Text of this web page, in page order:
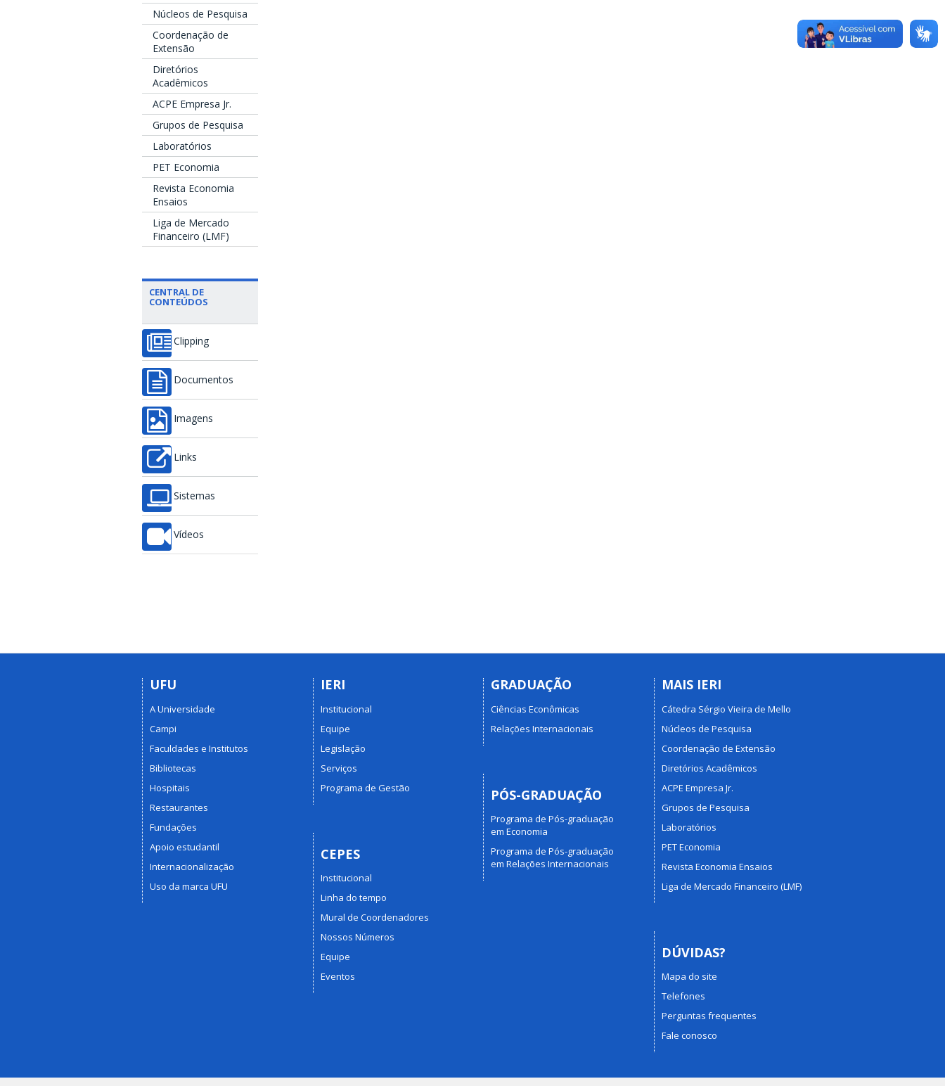
Núcleos de Pesquisa
Coordenação de
Extensão
Diretórios
Acadêmicos
ACPE Empresa Jr.
Grupos de Pesquisa
Laboratórios
PET Economia
Revista Economia
Ensaios
Liga de Mercado
Financeiro (LMF)
CENTRAL DE
CONTEÚDOS
Clipping
Documentos
Imagens
Links
Sistemas
Vídeos
UFU
A Universidade
Campi
Faculdades e Institutos
Bibliotecas
Hospitais
Restaurantes
Fundações
Apoio estudantil
Internacionalização
Uso da marca UFU
IERI
Institucional
Equipe
Legislação
Serviços
Programa de Gestão
CEPES
Institucional
Linha do tempo
Mural de Coordenadores
Nossos Números
Equipe
Eventos
GRADUAÇÃO
Ciências Econômicas
Relações Internacionais
PÓS-GRADUAÇÃO
Programa de Pós-graduação
em Economia
Programa de Pós-graduação
em Relações Internacionais
MAIS IERI
Cátedra Sérgio Vieira de Mello
Núcleos de Pesquisa
Coordenação de Extensão
Diretórios Acadêmicos
ACPE Empresa Jr.
Grupos de Pesquisa
Laboratórios
PET Economia
Revista Economia Ensaios
Liga de Mercado Financeiro (LMF)
DÚVIDAS?
Mapa do site
Telefones
Perguntas frequentes
Fale conosco